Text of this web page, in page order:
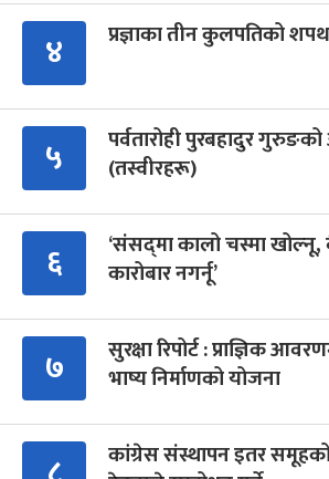
४ प्रज्ञाका तीन कुलपतिको
५
पर्वतारोही पुरबहादुर गुरुङको
(तस्वीरहरू)
६
‘संसद्‍मा कालो चस्मा
कारोबार नगर्नू’
७
सुरक्षा रिपोर्ट : प्राज्ञिक
भाष्य निर्माणको योजना
कांग्रेस संस्थापन इतर समूहको